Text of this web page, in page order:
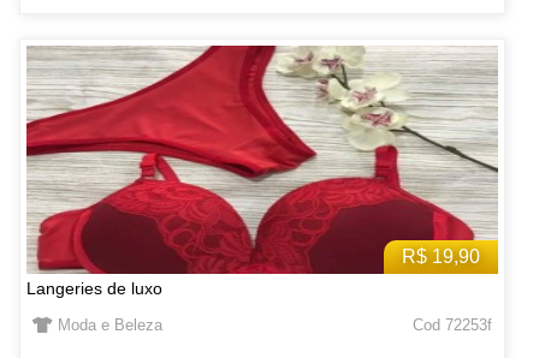
R$ 19,90
Langeries de luxo
Moda e Beleza Cod 72253f